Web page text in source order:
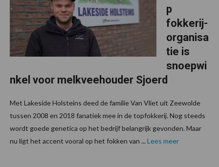
p
fokkerij-
organisa
tie is
snoepwi
nkel voor melkveehouder Sjoerd
Met Lakeside Holsteins deed de familie Van Vliet uit Zeewolde
tussen 2008 en 2018 fanatiek mee in de topfokkerij. Nog steeds
wordt goede genetica op het bedrijf belangrijk gevonden. Maar
nu ligt het accent vooral op het fokken van ... Lees meer